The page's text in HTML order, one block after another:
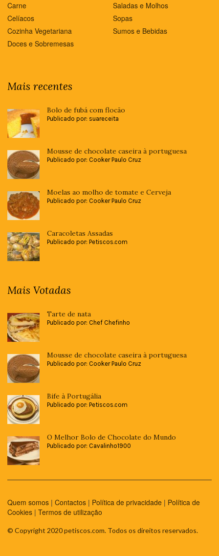
Carne
Celíacos
Cozinha Vegetariana
Doces e Sobremesas
Saladas e Molhos
Sopas
Sumos e Bebidas
Mais recentes
Bolo de fubá com flocão
Publicado por: suareceita
Mousse de chocolate caseira à portuguesa
Publicado por: Cooker Paulo Cruz
Moelas ao molho de tomate e Cerveja
Publicado por: Cooker Paulo Cruz
Caracoletas Assadas
Publicado por: Petiscos.com
Mais Votadas
Tarte de nata
Publicado por: Chef Chefinho
Mousse de chocolate caseira à portuguesa
Publicado por: Cooker Paulo Cruz
Bife à Portugália
Publicado por: Petiscos.com
O Melhor Bolo de Chocolate do Mundo
Publicado por: Cavalinho1900
Quem somos | Contactos | Política de privacidade | Política de
Cookies | Termos de utilização
© Copyright 2020 petiscos.com. Todos os direitos reservados.